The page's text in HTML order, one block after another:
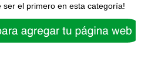
ser el primero en esta categoría!